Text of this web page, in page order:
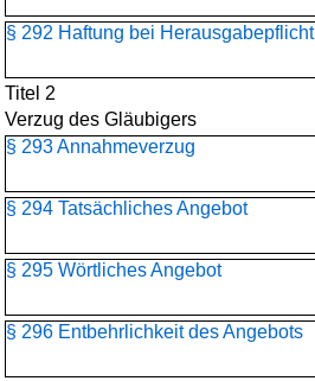
§ 292 Haftung bei Herausgabepflicht
Titel 2
Verzug des Gläubigers
§ 293 Annahmeverzug
§ 294 Tatsächliches Angebot
§ 295 Wörtliches Angebot
§ 296 Entbehrlichkeit des Angebots